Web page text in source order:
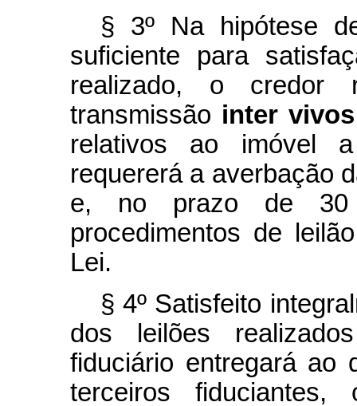
§ 3º Na hipótese
suficiente para
realizado, o credor
transmissão inter vivos
relativos ao imóvel
requererá a averbação
e, no prazo de 30
procedimentos de
Lei.
§ 4º Satisfeito
dos leilões
fiduciário entregará
terceiros